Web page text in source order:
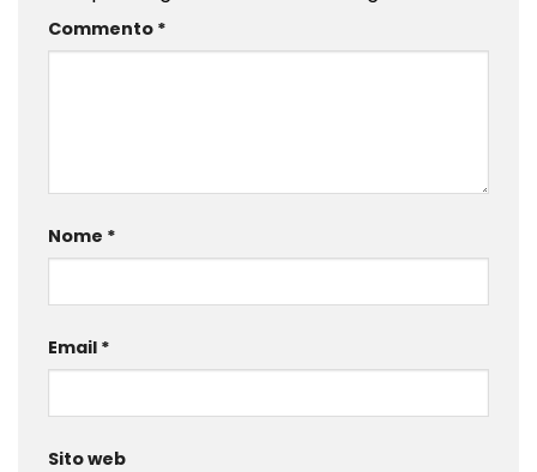
Commento *
Nome *
Email *
Sito web